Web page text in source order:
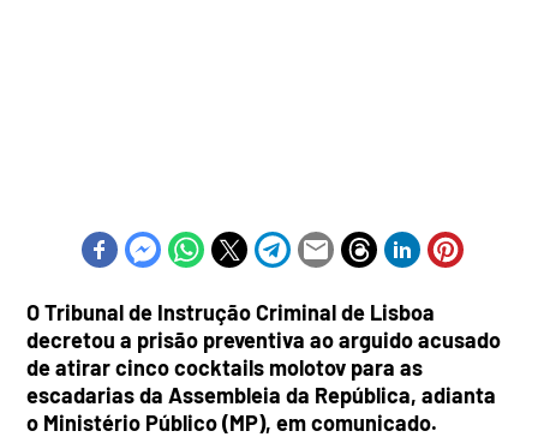
O Tribunal de Instrução Criminal de Lisboa
decretou a prisão preventiva ao arguido acusado
de atirar cinco cocktails molotov para as
escadarias da Assembleia da República, adianta
o Ministério Público (MP), em comunicado.